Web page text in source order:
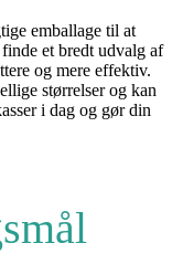
emballage til at
et bredt udvalg af
og mere effektiv.
størrelser og kan
i dag og gør din